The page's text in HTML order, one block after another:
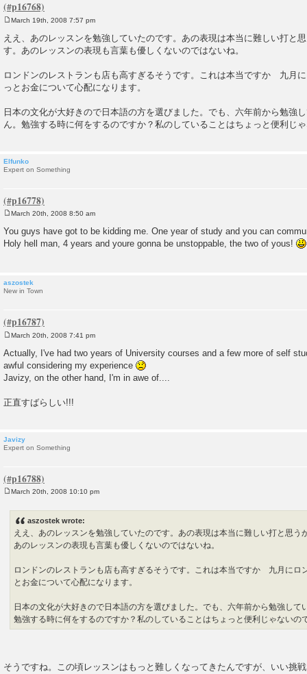
s
t
March 19th, 2008 7:57 pm
ええ、あのレッスンを勉強していたのです。あの表現は本当に難しい打と
す。あのレッスンの表現も言葉も優しくないのではないね。
ロンドンのレストランも店も高すぎるそうです。これは本当ですか 九月
っとお金について心配になります。
日本の文化が大好きので日本語の方を選びました。でも、六年前から勉強
ん。勉強する時に何をするのですか？私のしていることはちょっと便利じ
Elfunko
Expert on Something
s
t
March 20th, 2008 8:50 am
You guys have got to be kidding me. One year of study and you can
Holy hell man, 4 years and youre gonna be unstoppable, the two of yous!
aszostek
New in Town
s
t
March 20th, 2008 7:41 pm
Actually, I've had two years of University courses and a few more of self
awful considering my experience
Javizy, on the other hand, I'm in awe of....
正直すばらしい!!!
Javizy
Expert on Something
March 20th, 2008 10:10 pm
aszostek wrote:
ええ、あのレッスンを勉強していたのです。あの表現は本当に難しい打と思う
あのレッスンの表現も言葉も優しくないのではないね。
ロンドンのレストランも店も高すぎるそうです。これは本当ですか 九月にロ
とお金について心配になります。
日本の文化が大好きので日本語の方を選びました。でも、六年前から勉強して
勉強する時に何をするのですか？私のしていることはちょっと便利じゃないの
そうですね。この頃レッスンはもっと難しくなってきたんですが、いい挑